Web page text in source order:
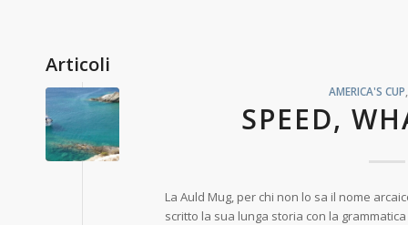
Articoli
AMERICA'S CUP
SPEED,
La Auld Mug, per chi non lo sa il nome
scritto la sua lunga storia con la